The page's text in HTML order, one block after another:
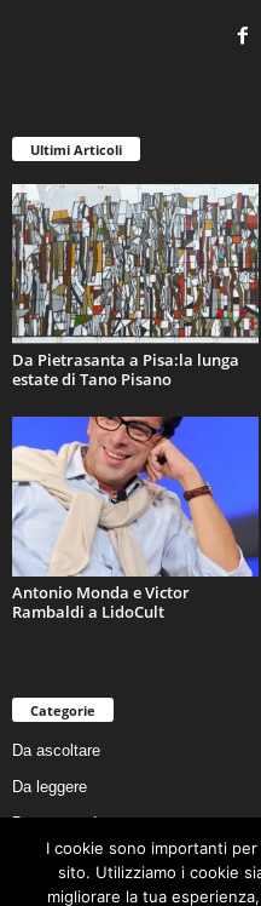
Ultimi Articoli
Da Pietrasanta a Pisa:la lunga
estate di Tano Pisano
Antonio Monda e Victor
Rambaldi a LidoCult
Categorie
Da ascoltare
Da leggere
Da non perdere
Da conoscere
Da preservare
I cookie sono importanti
sito. Utilizziamo i cookie
migliorare la tua